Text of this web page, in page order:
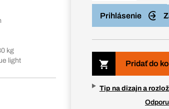
kg
light
Prihlásenie
Pridať do
Tip na dizajn a